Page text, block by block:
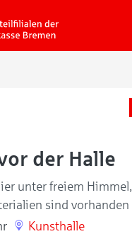
der Halle
unter freiem Himmel,
sind vorhanden
Kunsthalle